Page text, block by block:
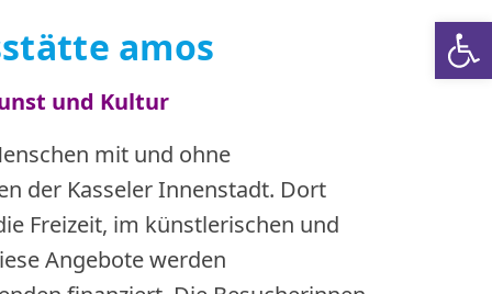
amos
und Kultur
mit und ohne
der Kasseler Innenstadt. Dort
Freizeit, im künstlerischen und
Angebote werden